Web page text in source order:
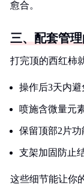
愈合。
三、配套管
打完顶的西红柿
操作后3天内
喷施含微量元
保留顶部2片
支架加固防止
这些细节能让你